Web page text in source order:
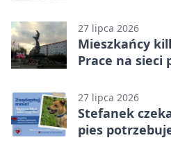
27 lipca 2026
Mieszkańcy
Prace na sieci
27 lipca 2026
Stefanek
pies